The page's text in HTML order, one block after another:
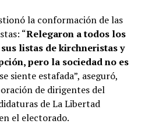
la conformación de las
“Relegaron a todos los
listas de kirchneristas y
pero la sociedad no es
siente estafada”, aseguró,
de dirigentes del
de La Libertad
el electorado.